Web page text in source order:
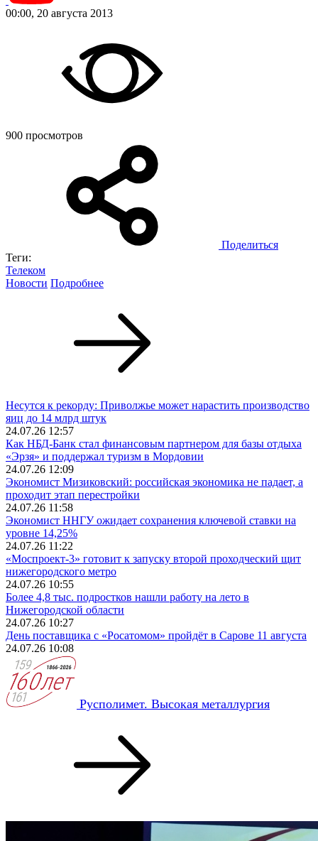
00:00, 20 августа 2013
900 просмотров
Поделиться
Теги:
Телеком
Новости Подробнее
Несутся к рекорду: Приволжье может нарастить производство
яиц до 14 млрд штук
24.07.26 12:57
Как НБД-Банк стал финансовым партнером для базы отдыха
«Эрзя» и поддержал туризм в Мордовии
24.07.26 12:09
Экономист Мизиковский: российская экономика не падает, а
проходит этап перестройки
24.07.26 11:58
Экономист ННГУ ожидает сохранения ключевой ставки на
уровне 14,25%
24.07.26 11:22
«Моспроект‑3» готовит к запуску второй проходческий щит
нижегородского метро
24.07.26 10:55
Более 4,8 тыс. подростков нашли работу на лето в
Нижегородской области
24.07.26 10:27
День поставщика с «Росатомом» пройдёт в Сарове 11 августа
24.07.26 10:08
Русполимет. Высокая металлургия